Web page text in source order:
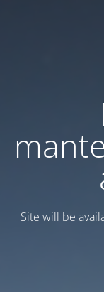
Site will be